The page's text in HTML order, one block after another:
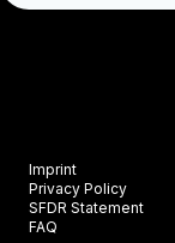
Imprint
Privacy Policy
SFDR Statement
FAQ